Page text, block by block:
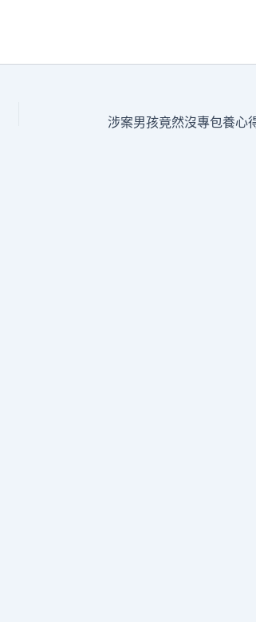
涉案男孩竟然沒專包養心